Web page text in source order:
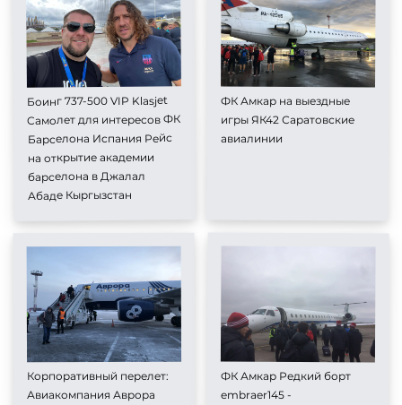
Боинг 737-500 VIP Klasjet
Самолет для интересов ФК
Барселона Испания Рейс
на открытие академии
барселона в Джалал
Абаде Кыргызстан
ФК Амкар на выездные
игры ЯК42 Саратовские
авиалинии
Корпоративный перелет:
Авиакомпания Аврора
ФК Амкар Редкий борт
embraer145 -